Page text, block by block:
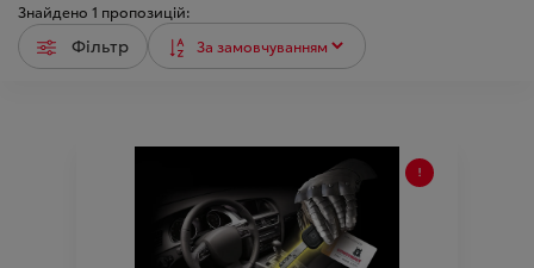
Знайдено 1 пропозицій:
Фільтр